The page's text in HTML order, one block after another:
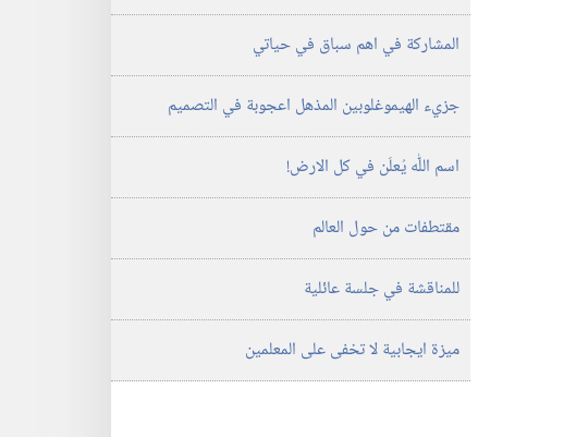
المشاركة في اهم سباق في حياتي
جزيء الهيموغلوبين المذهل اعجوبة في التصميم
اسم اللّٰه يُعلَن في كل الارض!‏
مقتطفات من حول العالم
للمناقشة في جلسة عائلية
ميزة ايجابية لا تخفى على المعلمين